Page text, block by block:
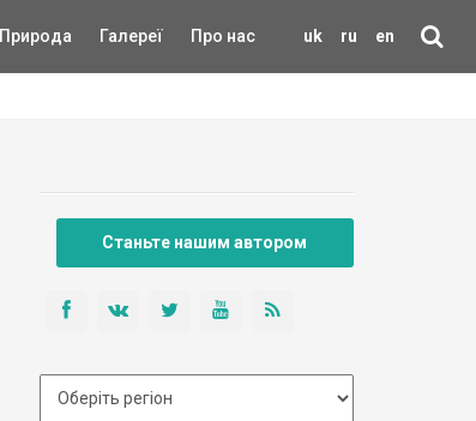
uk ru en
Природа Галереї Про нас
Станьте нашим автором